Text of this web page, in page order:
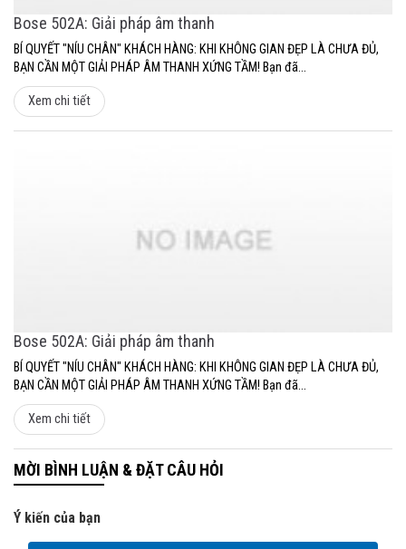
Bose 502A: Giải pháp âm thanh
BÍ QUYẾT "NÍU CHÂN" KHÁCH HÀNG: KHI KHÔNG GIAN ĐẸP LÀ CHƯA ĐỦ,
BẠN CẦN MỘT GIẢI PHÁP ÂM THANH XỨNG TẦM! Bạn đã...
Xem chi tiết
Bose 502A: Giải pháp âm thanh
BÍ QUYẾT "NÍU CHÂN" KHÁCH HÀNG: KHI KHÔNG GIAN ĐẸP LÀ CHƯA ĐỦ,
BẠN CẦN MỘT GIẢI PHÁP ÂM THANH XỨNG TẦM! Bạn đã...
Xem chi tiết
MỜI BÌNH LUẬN & ĐẶT CÂU HỎI
Ý kiến của bạn